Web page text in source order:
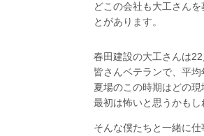
どこの会社も大工さん
とがあります。
春田建設の大工さんは22
皆さんベテランで、平
夏場のこの時期はどの
最初は怖いと思うかもし
そんな僕たちと一緒に